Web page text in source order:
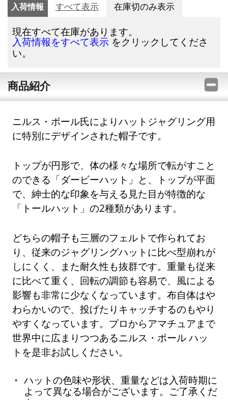
入荷情報 すべて表示 在庫切のみ表示
現在すべて在庫があります。
入荷情報をすべて表示 をクリックしてくださ
い。
商品紹介
ニルス・ポール氏によりハットジャグリング用
に特別にデザインされた帽子です。
トップが円形で、体の様々な場所で転がすこと
のできる「ダービーハット」と、トップが平面
で、紳士的な印象を与える見た目が特徴的な
「トールハット」の2種類があります。
どちらの帽子も三層のフェルトで作られてお
り、従来のジャグリングハットに比べ型崩れが
しにくく、また耐久性も抜群です。重量も従来
に比べて重く、回転の調節も容易で、風による
影響も非常に少なくなっています。布自体はや
わらかいので、投げたりキャッチするのもやり
やすくなっています。プロからアマチュアまで
世界中に広まりつつあるニルス・ポール ハッ
トを是非お試しください。
ハットの色味や形状、重量などは入荷時期に
よって異なる場合がございます。ご了承くだ